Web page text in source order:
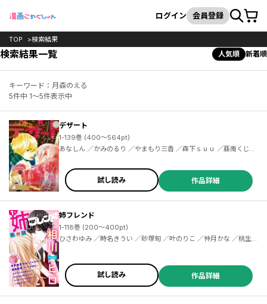
検索
ログイン 会員登録カート
TOP 検索結果
検索結果一覧 人気順 新着順
キーワード：月森のえる
5件中 1～5件表示中
デザート
1-139巻 (400～564pt)
あなしん ／かみのるり ／やまもり三香 ／森下ｓｕｕ ／亜南くじら ／森野萌 ／どーるる ／タアモ ／朝井うみ ／玉島ノン ／金田一蓮十郎 ／佐倉チカコ ／朝日悠 ／伊鳴優子 ／きみづき ／萬田リン ／ことぶきりー ／栄羽弥 ／凛田百々 ／琥珀よる ／筒居つい ／ろびこ ／二桜サク ／芥文絵 ／菅田うり ／吉野マリ ／桑佳あさ ／岩下慶子 ／真崎総子 ／葉月かなえ ／桐島りら ／アサダニッキ ／満井春香 ／天倉ふゆ ／馬瀬あずさ ／築島治 ／野切耀子 ／藤もも ／高渕アスミ ／当麻真
試し読み 作品詳細
姉フレンド
1-118巻 (200～400pt)
ひさわゆみ ／時名きうい ／砂塚旬 ／叶のりこ ／仲月かな ／桃生有希 ／成海柚希 ／桜井真優 ／ふかさわ映 ／月島ミホ ／あかり ／桐島りら ／清野静流 ／間下めぐみ ／藤野こと葉 ／黒野カンナ ／花宮初 ／藤代香澄 ／ぷりぷりろーず ／立花かえ ／佳菜 ／城月りりあ ／綾城いつき ／深水恵 ／吉野マリ ／曙はる ／みずき春 ／鳥海ペドロ ／マオｓｔ ／新めぐみ ／丹沢ユウ ／雨戸るく ／ウメミヤユリ ／鈴菜 ／古仲なこ ／笠間あやめ ／吉井ユウ ／春木さき ／月白セブン ／ＫＵＪＩＲＡ
試し読み 作品詳細